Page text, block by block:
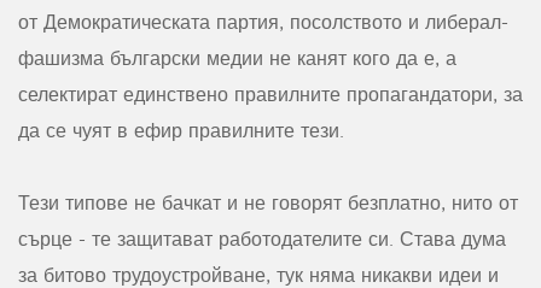
от Демократическата партия, посолството и либерал-
фашизма български медии не канят кого да е, а
селектират единствено правилните пропагандатори, за
да се чуят в ефир правилните тези.
Тези типове не бачкат и не говорят безплатно, нито от
сърце - те защитават работодателите си. Става дума
за битово трудоустройване, тук няма никакви идеи и